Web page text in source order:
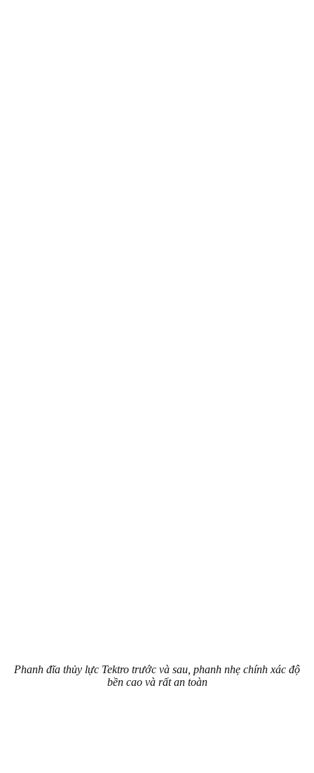
Phanh đĩa thủy lực Tektro trước và sau, phanh nhẹ chính xác độ
bền cao và rất an toàn